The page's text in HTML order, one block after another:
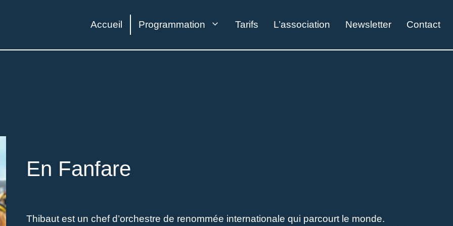
Accueil Programmation Tarifs L’association Newsletter Contact
En Fanfare
Thibaut est un chef d’orchestre de renommée internationale qui parcourt le monde.